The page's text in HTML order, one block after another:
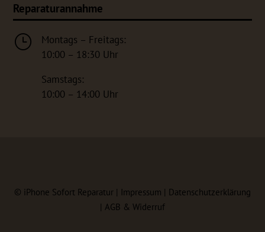
Reparaturannahme
}
Montags – Freitags:
10:00 – 18:30 Uhr
Samstags:
10:00 – 14:00 Uhr
© iPhone Sofort Reparatur | Impressum | Datenschutzerklärung
| AGB & Widerruf